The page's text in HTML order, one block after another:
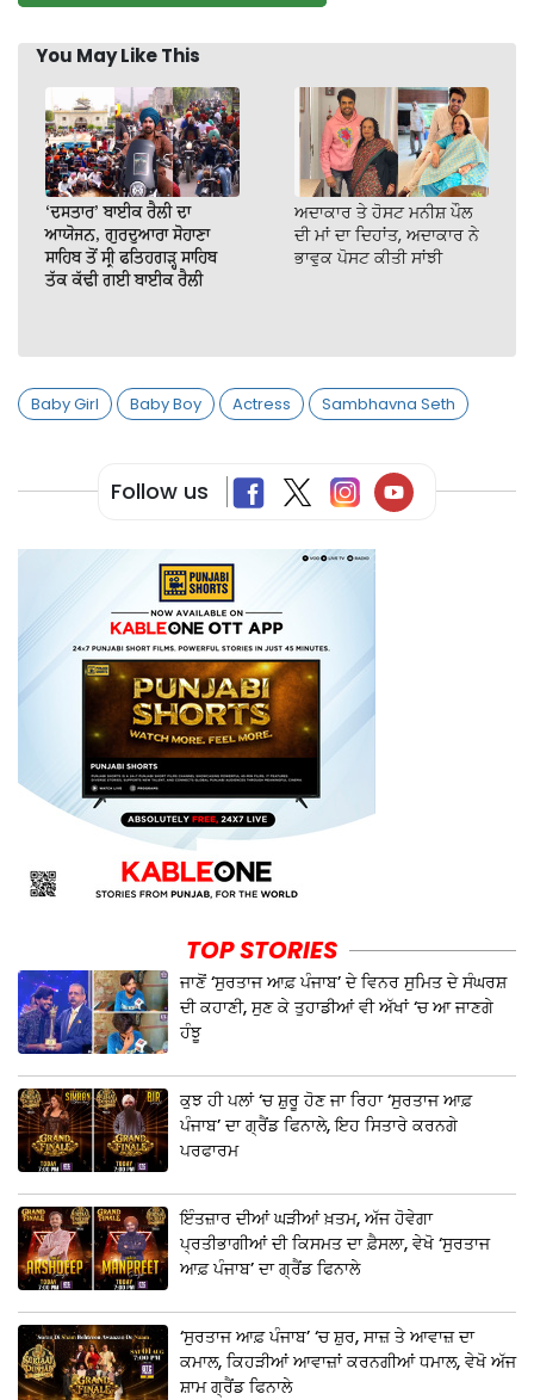
You May Like This
‘ਦਸਤਾਰ’ ਬਾਈਕ ਰੈਲੀ ਦਾ
ਆਯੋਜਨ, ਗੁਰਦੁਆਰਾ ਸੋਹਾਣਾ
ਸਾਹਿਬ ਤੋਂ ਸ੍ਰੀ ਫਤਿਹਗੜ੍ਹ ਸਾਹਿਬ
ਤੱਕ ਕੱਢੀ ਗਈ ਬਾਈਕ ਰੈਲੀ
ਅਦਾਕਾਰ ਤੇ ਹੋਸਟ ਮਨੀਸ਼ ਪੌਲ
ਦੀ ਮਾਂ ਦਾ ਦਿਹਾਂਤ, ਅਦਾਕਾਰ ਨੇ
ਭਾਵੁਕ ਪੋਸਟ ਕੀਤੀ ਸਾਂਝੀ
Baby Girl Baby Boy Actress Sambhavna Seth
Follow us
TOP STORIES
ਜਾਣੋਂ ‘ਸੁਰਤਾਜ ਆਫ਼ ਪੰਜਾਬ’ ਦੇ ਵਿਨਰ ਸੁਮਿਤ ਦੇ ਸੰਘਰਸ਼
ਦੀ ਕਹਾਣੀ, ਸੁਣ ਕੇ ਤੁਹਾਡੀਆਂ ਵੀ ਅੱਖਾਂ ‘ਚ ਆ ਜਾਣਗੇ
ਹੰਝੂ
ਕੁਝ ਹੀ ਪਲਾਂ ‘ਚ ਸ਼ੁਰੂ ਹੋਣ ਜਾ ਰਿਹਾ ‘ਸੁਰਤਾਜ ਆਫ਼
ਪੰਜਾਬ’ ਦਾ ਗ੍ਰੈਂਡ ਫਿਨਾਲੇ, ਇਹ ਸਿਤਾਰੇ ਕਰਨਗੇ
ਪਰਫਾਰਮ
ਇੰਤਜ਼ਾਰ ਦੀਆਂ ਘੜੀਆਂ ਖ਼ਤਮ, ਅੱਜ ਹੋਵੇਗਾ
ਪ੍ਰਤੀਭਾਗੀਆਂ ਦੀ ਕਿਸਮਤ ਦਾ ਫ਼ੈਸਲਾ, ਵੇਖੋ ‘ਸੁਰਤਾਜ
ਆਫ਼ ਪੰਜਾਬ’ ਦਾ ਗ੍ਰੈਂਡ ਫਿਨਾਲੇ
‘ਸੁਰਤਾਜ ਆਫ਼ ਪੰਜਾਬ’ ‘ਚ ਸ਼ੁਰ, ਸਾਜ਼ ਤੇ ਆਵਾਜ਼ ਦਾ
ਕਮਾਲ, ਕਿਹੜੀਆਂ ਆਵਾਜ਼ਾਂ ਕਰਨਗੀਆਂ ਧਮਾਲ, ਵੇਖੋ ਅੱਜ
ਸ਼ਾਮ ਗ੍ਰੈਂਡ ਫਿਨਾਲੇ